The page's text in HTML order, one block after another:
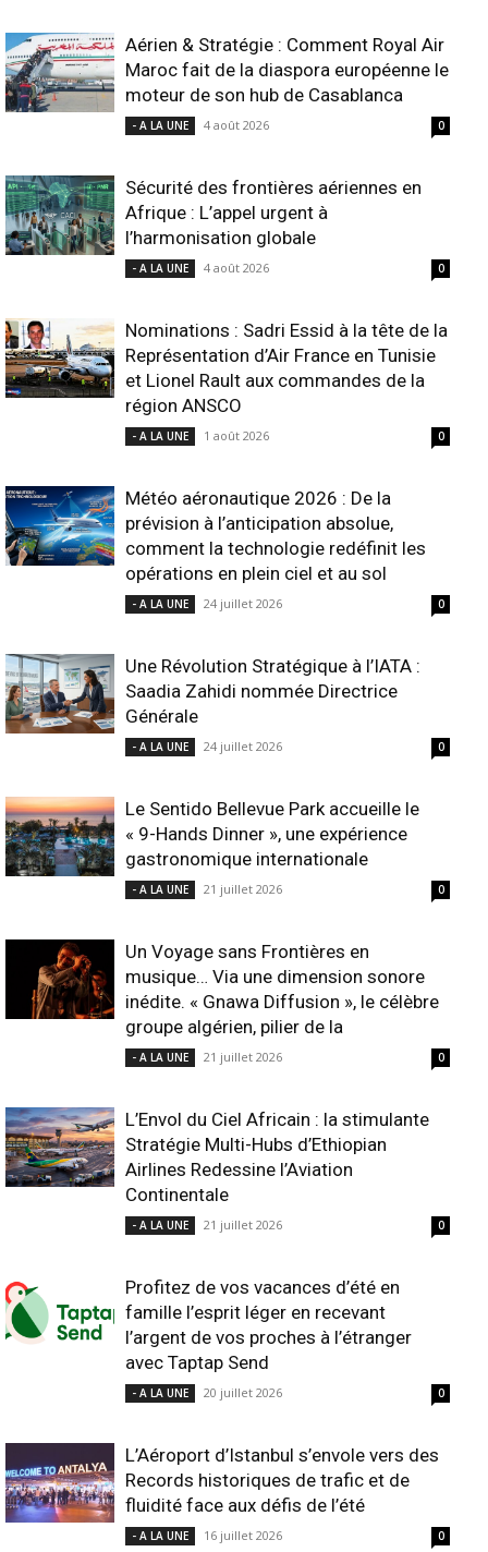
Aérien & Stratégie : Comment Royal Air
Maroc fait de la diaspora européenne le
moteur de son hub de Casablanca
- A LA UNE 4 août 2026 0
Sécurité des frontières aériennes en
Afrique : L’appel urgent à
l’harmonisation globale
- A LA UNE 4 août 2026 0
Nominations : Sadri Essid à la tête de la
Représentation d’Air France en Tunisie
et Lionel Rault aux commandes de la
région ANSCO
- A LA UNE 1 août 2026 0
Météo aéronautique 2026 : De la
prévision à l’anticipation absolue,
comment la technologie redéfinit les
opérations en plein ciel et au sol
- A LA UNE 24 juillet 2026 0
Une Révolution Stratégique à l’IATA :
Saadia Zahidi nommée Directrice
Générale
- A LA UNE 24 juillet 2026 0
Le Sentido Bellevue Park accueille le
« 9-Hands Dinner », une expérience
gastronomique internationale
- A LA UNE 21 juillet 2026 0
Un Voyage sans Frontières en
musique… Via une dimension sonore
inédite. « Gnawa Diffusion », le célèbre
groupe algérien, pilier de la
- A LA UNE 21 juillet 2026 0
L’Envol du Ciel Africain : la stimulante
Stratégie Multi-Hubs d’Ethiopian
Airlines Redessine l’Aviation
Continentale
- A LA UNE 21 juillet 2026 0
Profitez de vos vacances d’été en
famille l’esprit léger en recevant
l’argent de vos proches à l’étranger
avec Taptap Send
- A LA UNE 20 juillet 2026 0
L’Aéroport d’Istanbul s’envole vers des
Records historiques de trafic et de
fluidité face aux défis de l’été
- A LA UNE 16 juillet 2026 0